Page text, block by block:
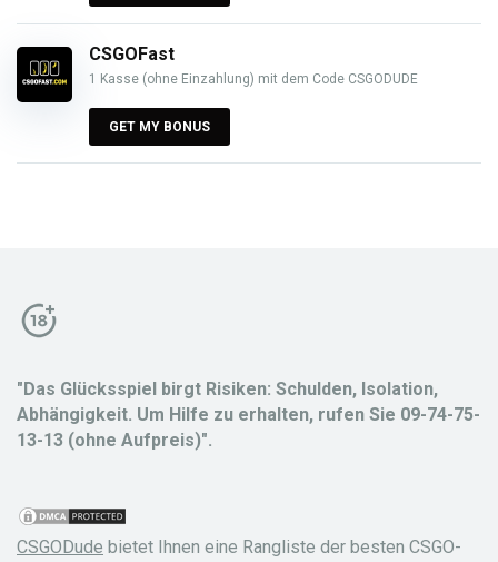
CSGOFast
1 Kasse (ohne Einzahlung) mit dem Code CSGODUDE
GET MY BONUS
"Das Glücksspiel birgt Risiken: Schulden, Isolation,
Abhängigkeit. Um Hilfe zu erhalten, rufen Sie 09-74-75-
13-13 (ohne Aufpreis)".
CSGODude bietet Ihnen eine Rangliste der besten CSGO-